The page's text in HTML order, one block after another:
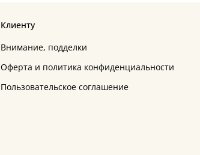
Клиенту
Внимание, подделки
Оферта и политика конфиденциальности
Пользовательское соглашение